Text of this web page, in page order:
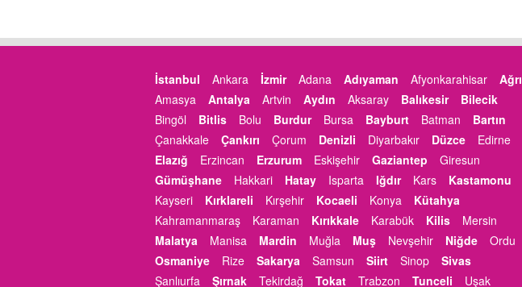
İstanbul Ankara İzmir Adana Adıyaman Afyonkarahisar
Ağrı
Amasya
Antalya Artvin Aydın Aksaray Balıkesir
Bilecik
Bingöl
Bitlis Bolu Burdur Bursa Bayburt Batman
Bartın
Çanakkale
Çankırı Çorum Denizli Diyarbakır Düzce
Edirne
Elazığ
Erzincan Erzurum Eskişehir Gaziantep
Giresun
Gümüşhane
Hakkari Hatay Isparta Iğdır Kars
Kastamonu
Kayseri
Kırklareli Kırşehir Kocaeli Konya
Kütahya
Kahramanmaraş
Karaman Kırıkkale Karabük Kilis
Mersin
Malatya
Manisa Mardin Muğla Muş Nevşehir Niğde
Ordu
Osmaniye
Rize Sakarya Samsun Siirt Sinop
Sivas
Şanlıurfa
Şırnak Tekirdağ Tokat Trabzon Tunceli Uşak